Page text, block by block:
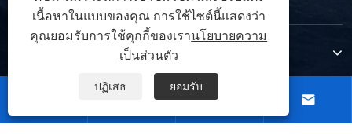
ติดต่อเรา
 
เนื้อหาในแบบของคุณ การใช้ไซต์นี้แสดงว่า
คุณยอมรับการใช้คุกกี้ของเรานโยบายความ
เป็นส่วนตัว
ปฏิเสธ ยอมรับ